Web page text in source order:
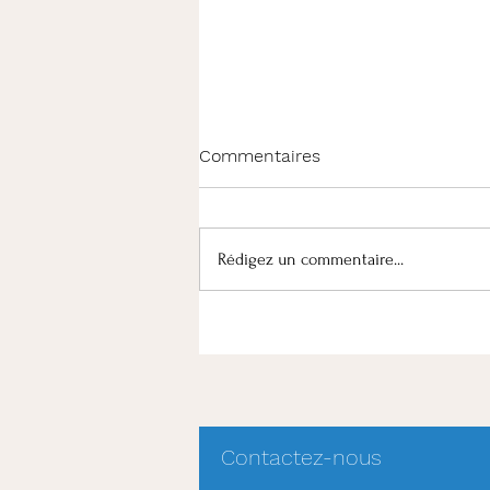
Commentaires
Rédigez un commentaire...
Contactez-nous